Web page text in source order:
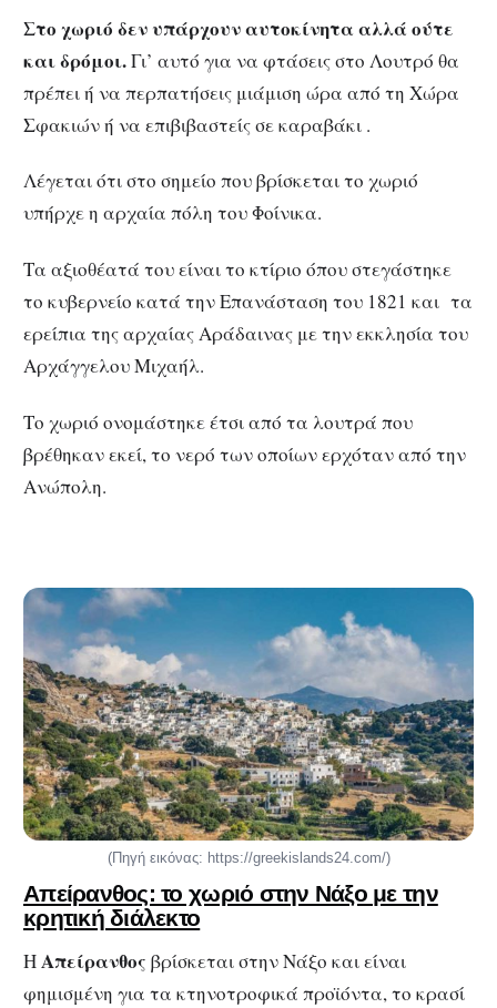
Στο χωριό δεν υπάρχουν αυτοκίνητα αλλά ούτε
και δρόμοι.Γι’ αυτό για να φτάσεις στο Λουτρό θα
πρέπει ή να περπατήσεις μιάμιση ώρα από τη Χώρα
Σφακιών ή να επιβιβαστείς σε καραβάκι .
Λέγεται ότι στο σημείο που βρίσκεται το χωριό
υπήρχε η αρχαία πόλη του Φοίνικα.
Τα αξιοθέατά του είναι το κτίριο όπου στεγάστηκε
το κυβερνείο κατά την Επανάσταση του 1821 και τα
ερείπια της αρχαίας Αράδαινας με την εκκλησία του
Αρχάγγελου Μιχαήλ.
Το χωριό ονομάστηκε έτσι από τα λουτρά που
βρέθηκαν εκεί, το νερό των οποίων ερχόταν από την
Ανώπολη.
(Πηγή εικόνας: https://greekislands24.com/)
Απείρανθος: το χωριό στην Νάξο με την
κρητική διάλεκτο
ΗΑπείρανθος βρίσκεται στην Νάξο και είναι
φημισμένη για τα κτηνοτροφικά προϊόντα, το κρασί